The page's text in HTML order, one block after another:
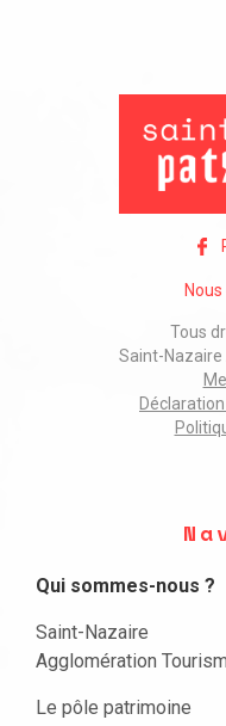
Tous
Saint-
Qui sommes-nous ?
Saint-Nazaire
Agglomération
Le pôle patrimoine